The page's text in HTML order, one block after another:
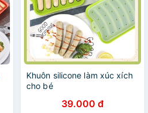
Khuôn silicone làm xúc xích
cho bé
39.000 đ